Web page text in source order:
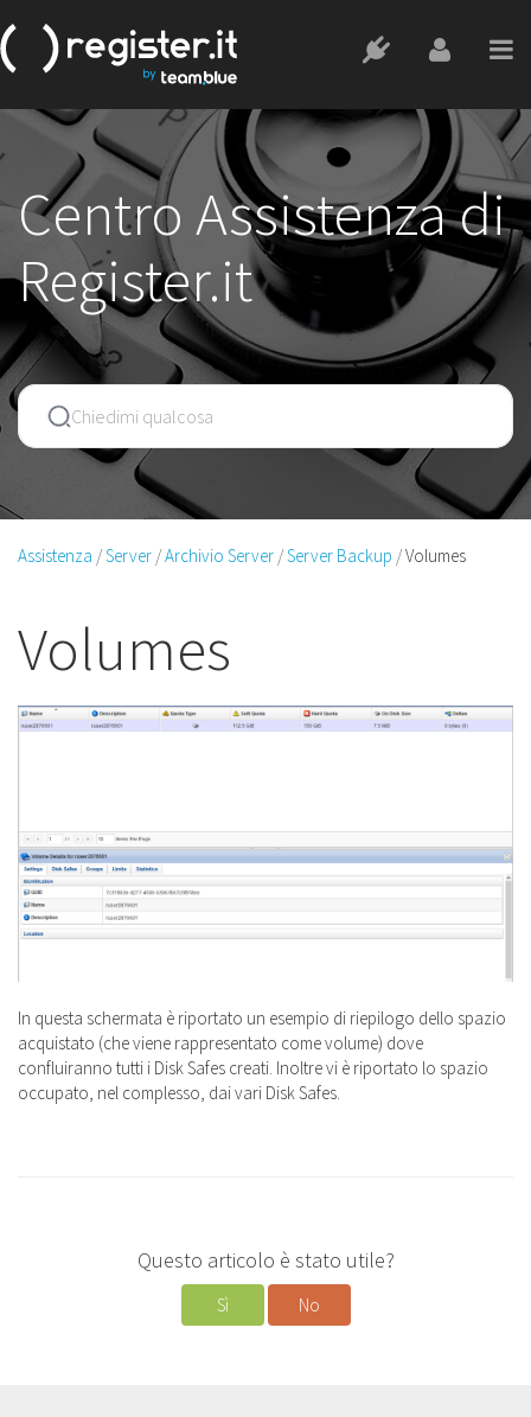
Centro Assistenza di
Register.it
Assistenza Server Archivio Server Server Backup Volumes
Volumes
In questa schermata è riportato un esempio di riepilogo dello spazio
acquistato (che viene rappresentato come volume) dove
confluiranno tutti i Disk Safes creati. Inoltre vi è riportato lo spazio
occupato, nel complesso, dai vari Disk Safes.
Questo articolo è stato utile?
Sì No